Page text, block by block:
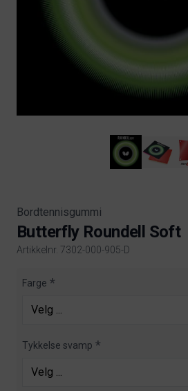
Bordtennisgummi
Butterfly Roundell Soft
Artikkelnr. 7302-000-905-D
Farge
Tykkelse svamp